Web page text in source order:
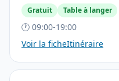
Gratuit Table à langer
🕐 09:00-19:00
Voir la ficheItinéraire